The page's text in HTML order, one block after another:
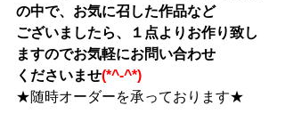
の中で、お気に召した作品など
ございましたら、１点よりお作り致し
ますのでお気軽にお問い合わせ
くださいませ(*^-^*)
★随時オーダーを承っております★